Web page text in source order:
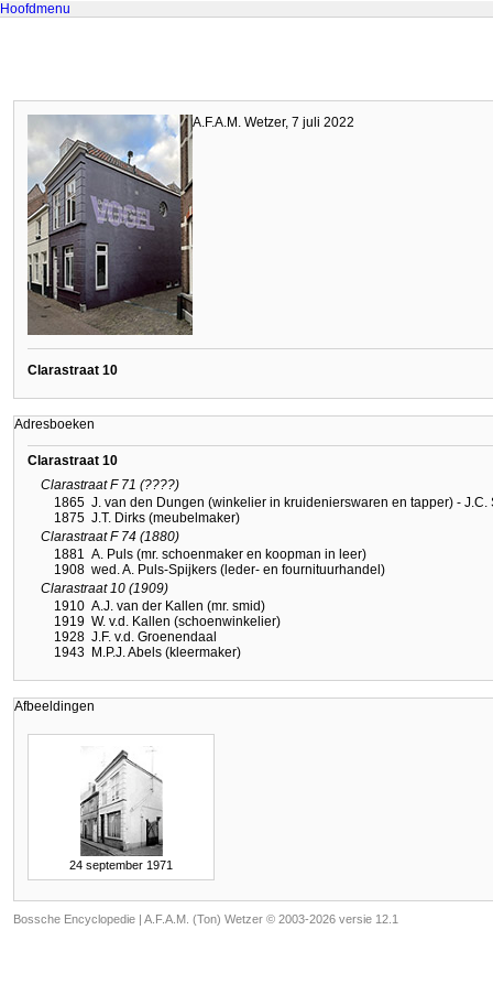
Hoofdmenu
A.F.A.M. Wetzer, 7 juli 2022
Clarastraat 10
Adresboeken
Clarastraat 10
Clarastraat F 71 (????)
1865 J. van den Dungen (winkelier in kruidenierswaren en tapper) - J.C.
1875 J.T. Dirks (meubelmaker)
Clarastraat F 74 (1880)
1881 A. Puls (mr. schoenmaker en koopman in leer)
1908 wed. A. Puls-Spijkers (leder- en fournituurhandel)
Clarastraat 10 (1909)
1910 A.J. van der Kallen (mr. smid)
1919 W. v.d. Kallen (schoenwinkelier)
1928 J.F. v.d. Groenendaal
1943 M.P.J. Abels (kleermaker)
Afbeeldingen
24 september 1971
Bossche Encyclopedie | A.F.A.M. (Ton) Wetzer © 2003-2026 versie 12.1